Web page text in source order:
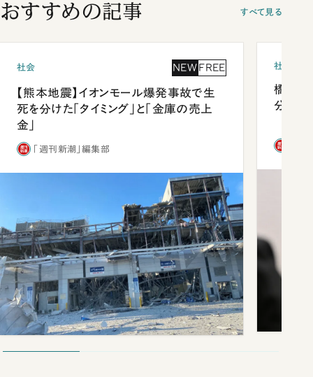
おすすめの記事 すべて見る
社会 NEW FREE
【熊本地震】イオンモール爆発事故で生
死を分けた「タイミング」と「金庫の売上
金」
「週刊新潮」編集部
社会
橋本愛
分 佐